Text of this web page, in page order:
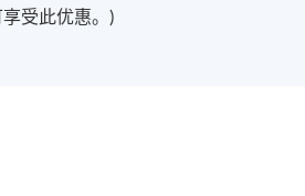
受此优惠。)